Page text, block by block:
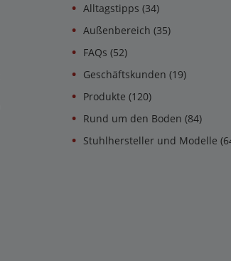
Alltagstipps (34)
Außenbereich (35)
FAQs (52)
Geschäftskunden (19)
Produkte (120)
Rund um den Boden (84)
Stuhlhersteller und Modelle